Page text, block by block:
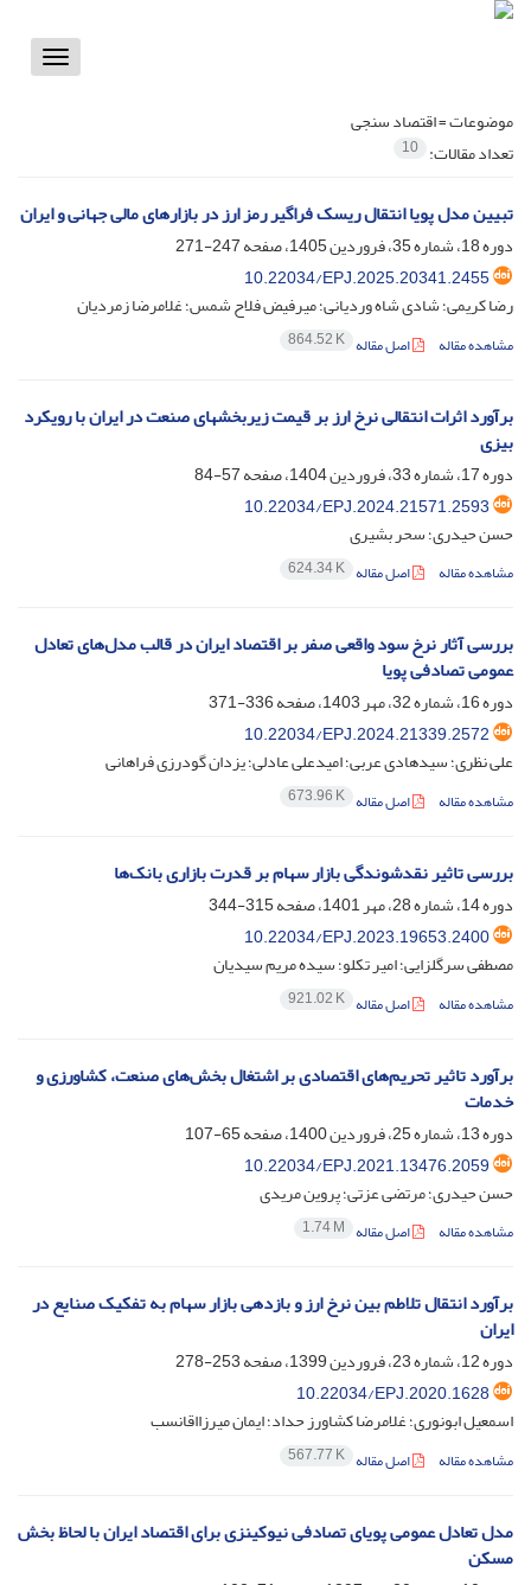
Toggle
موضوعات =اقتصاد سنجی
تعداد مقالات: 10
تبیین مدل پویا انتقال ریسک فراگیر رمز ارز در بازارهای مالی جهانی و ایران
دوره 18، شماره 35، فروردین 1405، صفحه
247-271
10.22034/EPJ.2025.20341.2455
رضا کریمی؛ شادی شاه وردیانی؛ میرفیض فلاح شمس؛ غلامرضا زمردیان
مشاهده مقاله اصل مقاله 864.52 K
برآورد اثرات انتقالی نرخ ارز بر قیمت زیربخشهای صنعت در ایران با رویکرد
بیزی
دوره 17، شماره 33، فروردین 1404، صفحه
57-84
10.22034/EPJ.2024.21571.2593
حسن حیدری؛ سحر بشیری
مشاهده مقاله اصل مقاله 624.34 K
بررسی آثار نرخ سود واقعی صفر بر اقتصاد ایران در قالب مدل‌های تعادل
عمومی تصادفی پویا
دوره 16، شماره 32، مهر 1403، صفحه
336-371
10.22034/EPJ.2024.21339.2572
علی نظری؛ سیدهادی عربی؛ امیدعلی عادلی؛ یزدان گودرزی فراهانی
مشاهده مقاله اصل مقاله 673.96 K
بررسی تاثیر نقدشوندگی بازار سهام بر قدرت بازاری بانک‌ها
دوره 14، شماره 28، مهر 1401، صفحه
315-344
10.22034/EPJ.2023.19653.2400
مصطفی سرگلزایی؛ امیر تکلو؛ سیده مریم سیدیان
مشاهده مقاله اصل مقاله 921.02 K
برآورد تاثیر تحریم‌های اقتصادی بر اشتغال بخش‌های صنعت، کشاورزی و
خدمات
دوره 13، شماره 25، فروردین 1400، صفحه
65-107
10.22034/EPJ.2021.13476.2059
حسن حیدری؛ مرتضی عزتی؛ پروین مریدی
مشاهده مقاله اصل مقاله 1.74 M
برآورد انتقال تلاطم بین نرخ ارز و بازدهی بازار سهام به تفکیک صنایع در
ایران
دوره 12، شماره 23، فروردین 1399، صفحه
253-278
10.22034/EPJ.2020.1628
اسمعیل ابونوری؛ غلامرضا کشاورز حداد؛ ایمان میرزااقانسب
مشاهده مقاله اصل مقاله 567.77 K
مدل تعادل عمومی پویای تصادفی نیوکینزی برای اقتصاد ایران با لحاظ بخش
مسکن